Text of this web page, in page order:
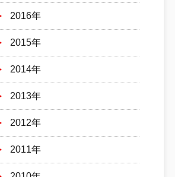
2016年
2015年
2014年
2013年
2012年
2011年